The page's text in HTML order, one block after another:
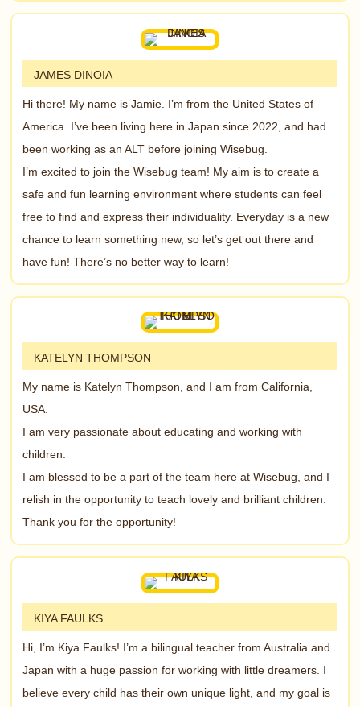
KIYA FAULKS
Hi, I’m Kiya Faulks! I’m a bilingual teacher from Australia and
Japan with a huge passion for working with little dreamers. I
believe every child has their own unique light, and my goal is
KATELYN THOMPSON
My name is Katelyn Thompson, and I am from California,
USA.
I am very passionate about educating and working with
children.
I am blessed to be a part of the team here at Wisebug, and I
relish in the opportunity to teach lovely and brilliant children.
Thank you for the opportunity!
JAMES DINOIA
Hi there! My name is Jamie. I’m from the United States of
America. I’ve been living here in Japan since 2022, and had
been working as an ALT before joining Wisebug.
I’m excited to join the Wisebug team! My aim is to create a
safe and fun learning environment where students can feel
free to find and express their individuality. Everyday is a new
chance to learn something new, so let’s get out there and
have fun! There’s no better way to learn!